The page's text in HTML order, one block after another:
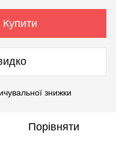
Купити
знижки
Порівняти